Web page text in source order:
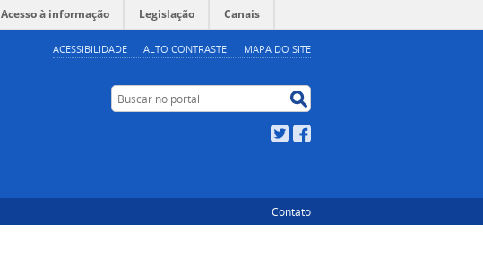
ACESSIBILIDADE ALTO CONTRASTE MAPA DO SITE
Acesso à informação Legislação Canais
Buscar no portal
Twitter
Contato